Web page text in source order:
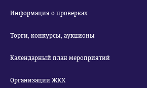
Информация о проверках
Торги, конкурсы, аукционы
Календарный план мероприятий
Организации ЖКХ